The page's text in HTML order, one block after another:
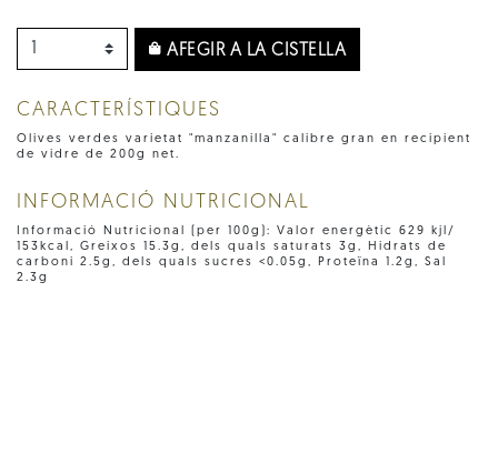
AFEGIR A LA CISTELLA
CARACTERÍSTIQUES
Olives verdes varietat "manzanilla" calibre gran en recipient
de vidre de 200g net.
INFORMACIÓ NUTRICIONAL
Informació Nutricional (per 100g): Valor energètic 629 kjl/
153kcal, Greixos 15.3g, dels quals saturats 3g, Hidrats de
carboni 2.5g, dels quals sucres <0.05g, Proteïna 1.2g, Sal
2.3g